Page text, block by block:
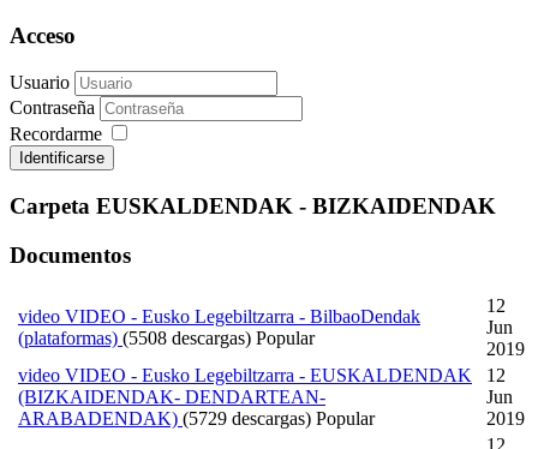
Acceso
Usuario
Contraseña
Recordarme
Identificarse
Carpeta EUSKALDENDAK - BIZKAIDENDAK
Documentos
video VIDEO - Eusko Legebiltzarra - BilbaoDendak
(plataformas) (5508 descargas) Popular
12
Jun
2019
video VIDEO - Eusko Legebiltzarra - EUSKALDENDAK
(BIZKAIDENDAK- DENDARTEAN-
ARABADENDAK) (5729 descargas) Popular
12
Jun
2019
12